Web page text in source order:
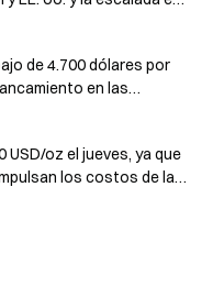
de 4.700 dólares por
en las
USD/oz el jueves, ya que
los costos de la